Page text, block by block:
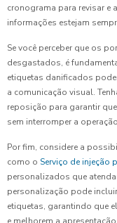
cronograma para revisar e
informações estejam
Se você perceber que os
desgastados, é
etiquetas danificados
a comunicação visual.
reposição para garantir
sem interromper a
Por fim, considere a
como o Serviço de injeção
personalizados que
personalização pode
etiquetas, garantindo que